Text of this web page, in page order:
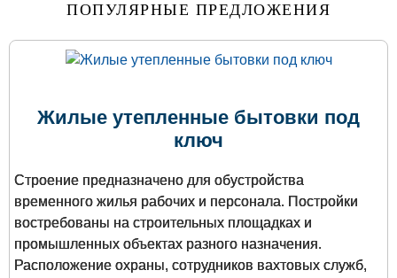
ПОПУЛЯРНЫЕ ПРЕДЛОЖЕНИЯ
Жилые утепленные бытовки под
ключ
Строение предназначено для обустройства
временного жилья рабочих и персонала. Постройки
востребованы на строительных площадках и
промышленных объектах разного назначения.
Расположение охраны, сотрудников вахтовых служб,